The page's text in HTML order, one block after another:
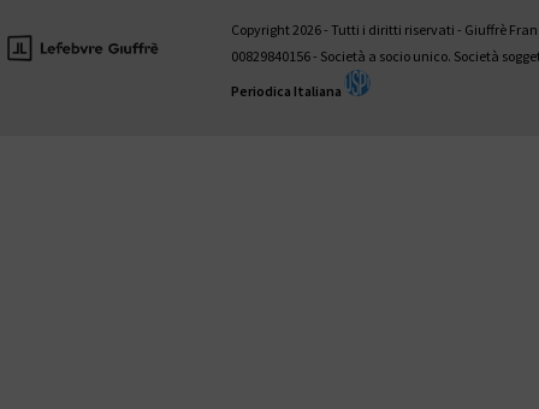
Copyright 2026 - Tutti i diritti riservati - Giuffrè
00829840156 - Società a socio unico. Società
Periodica Italiana